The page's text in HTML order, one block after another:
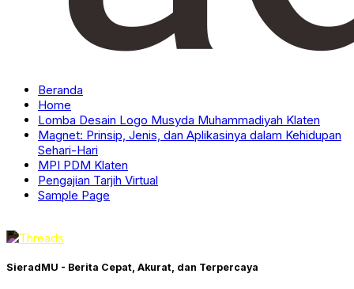
Beranda
Home
Lomba Desain Logo Musyda Muhammadiyah Klaten
Magnet: Prinsip, Jenis, dan Aplikasinya dalam Kehidupan
Sehari-Hari
MPI PDM Klaten
Pengajian Tarjih Virtual
Sample Page
SieradMU - Berita Cepat, Akurat, dan Terpercaya